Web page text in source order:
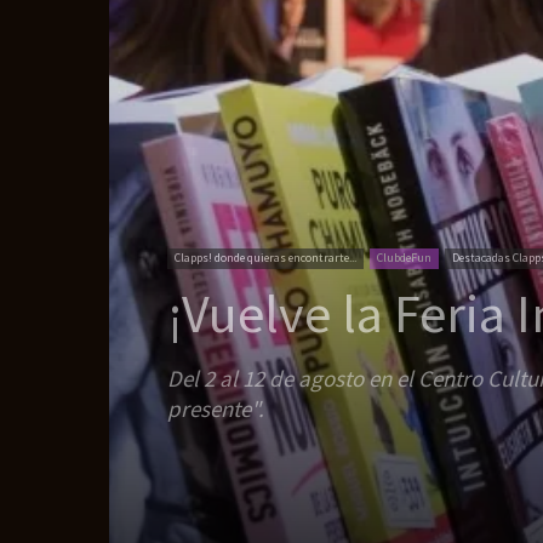
Clapps! donde quieras encontrarte... ClubdeFun Destacadas
¡Vuelve la
Del 2 al 12 de agosto en el Centro
presente".